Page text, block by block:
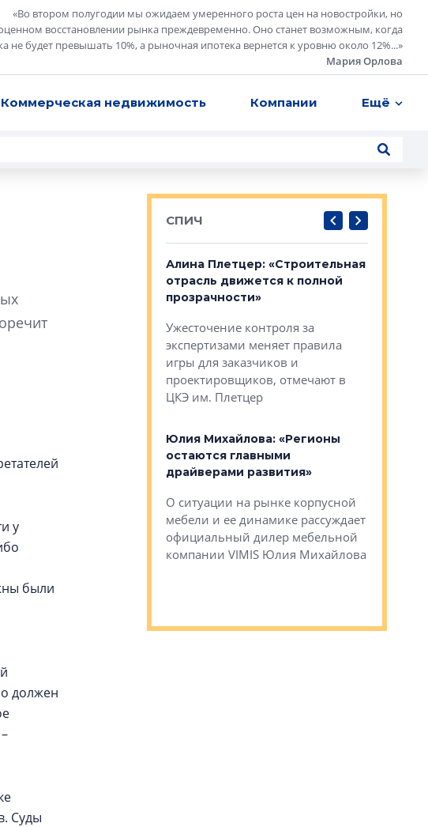
«Во втором полугодии мы ожидаем умеренного роста цен на новостройки, но
восстановлении рынка преждевременно. Оно станет возможным, когда
не будет превышать 10%, а рыночная ипотека вернется к уровню около 12%...»
Мария Орлова
Коммерческая недвижимость Компании Ещё
у
были
должен
Суды
СПИЧ
«Вертикаль»: поводом
выиграют те
Алина Плетцер: «Строительная
отрасль движется к полной
прозрачности»
Ужесточение контроля за
экспертизами меняет правила
игры для заказчиков и
проектировщиков, отмечают в
ЦКЭ им. Плетцер
Юлия Михайлова: «Регионы
остаются главными
драйверами развития»
О ситуации на рынке корпусной
мебели и ее динамике рассуждает
официальный дилер мебельной
компании VIMIS Юлия Михайлова